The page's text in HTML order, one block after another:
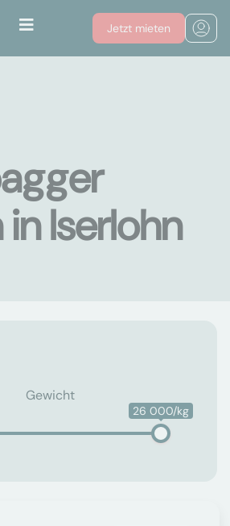
Jetzt mieten
Iserlohn
Gewicht
26 000/kg